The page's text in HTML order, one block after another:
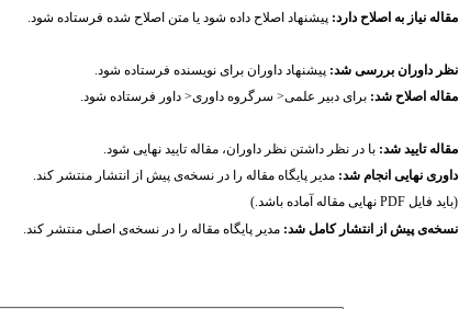
مقاله نیاز به اصلاح دارد: پیشنهاد اصلاح داده شود یا متن اصلاح شده فرستاده شود.
نظر داوران بررسی شد: پیشنهاد داوران برای نویسنده فرستاده شود.
مقاله اصلاح شد: برای دبیر علمی< سرگروه داوری< داور فرستاده شود.
مقاله تایید شد: با در نظر داشتن نظر داوران، مقاله تایید نهایی شود.
داوری نهایی انجام شد: مدیر پایگاه مقاله را در نسخه‌ی پیش از انتشار منتشر کند.
(باید فایل PDF نهایی مقاله آماده باشد.)
نسخه‌ی پیش از انتشار کامل شد: مدیر پایگاه مقاله را در نسخه‌ی اصلی منتشر کند.